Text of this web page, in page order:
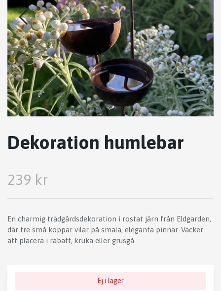
Dekoration humlebar
239 kr
En charmig trädgårdsdekoration i rostat järn från Eldgarden,
där tre små koppar vilar på smala, eleganta pinnar. Vacker
att placera i rabatt, kruka eller grusgå
Ej i lager